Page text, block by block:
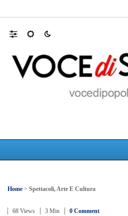
Home > Spettacoli, Arte E Cultura
68 Views 3 Min 0 Comment